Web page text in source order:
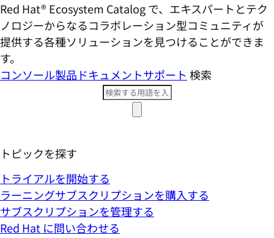
Red Hat® Ecosystem Catalog で、エキスパートとテク
ノロジーからなるコラボレーション型コミ​ュニティが
提供する各種ソリューションを見つけることができま
す。
コンソール製品ドキュメントサポート 検索
トピックを探す
トライアルを開始する
ラーニングサブスクリプションを購入する
サブスクリプションを管理する
Red Hat に問い合わせる